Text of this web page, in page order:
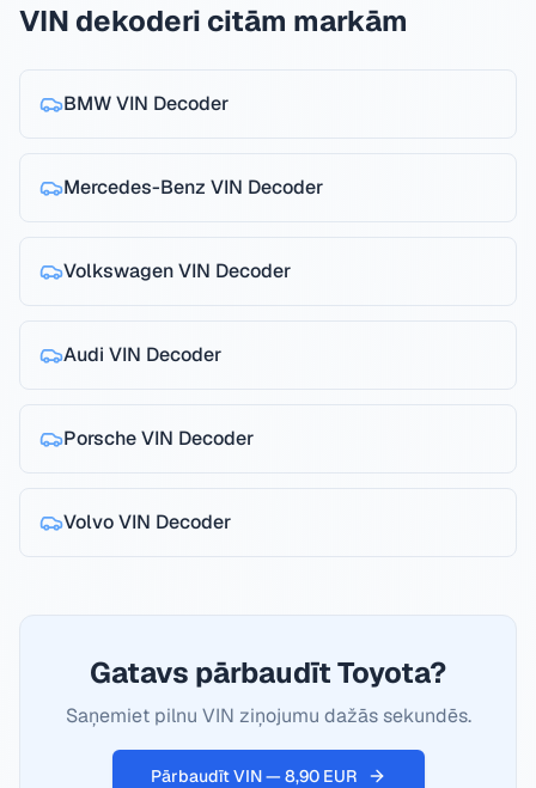
VIN dekoderi citām markām
BMWVIN Decoder
Mercedes-Benz VIN Decoder
VolkswagenVIN Decoder
Audi VIN Decoder
PorscheVIN Decoder
VolvoVIN Decoder
Gatavs pārbaudīt Toyota?
Saņemiet pilnu VIN ziņojumu dažās sekundēs.
Pārbaudīt VIN — 8,90 EUR